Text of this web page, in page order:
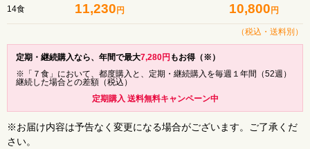
14食 11,230円 10,800円
（税込・ 送料別 ）
定期・継続購入なら、年間で最大7,280円 もお得（※）
※「７食」において、都度購入と、定期・継続購入を毎週１年間（52週）
継続した場合との差額（税込）
定期購入 送料無料キャンペーン中
※お届け内容は予告なく変更になる場合がございます。ご了承くだ
さい。